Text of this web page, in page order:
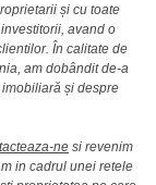
și cu toate
avand o
În calitate de
am dobândit de-a
și despre
ne si revenim
in cadrul unei retele